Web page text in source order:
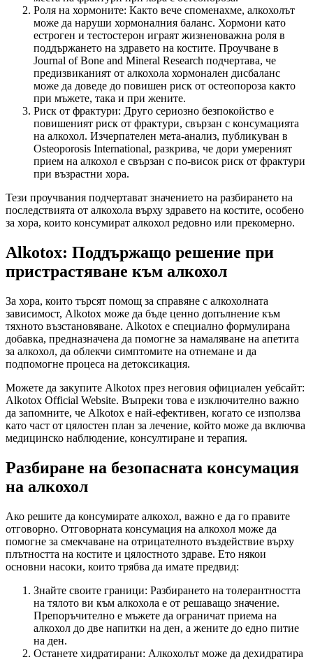
Роля на хормоните: Както вече споменахме, алкохолът
може да наруши хормоналния баланс. Хормони като
естроген и тестостерон играят жизненоважна роля в
поддържането на здравето на костите. Проучване в
Journal of Bone and Mineral Research подчертава, че
предизвиканият от алкохола хормонален дисбаланс
може да доведе до повишен риск от остеопороза както
при мъжете, така и при жените.
Риск от фрактури: Друго сериозно безпокойство е
повишеният риск от фрактури, свързан с консумацията
на алкохол. Изчерпателен мета-анализ, публикуван в
Osteoporosis International, разкрива, че дори умереният
прием на алкохол е свързан с по-висок риск от фрактури
при възрастни хора.
Тези проучвания подчертават значението на разбирането на
последствията от алкохола върху здравето на костите, особено
за хора, които консумират алкохол редовно или прекомерно.
Alkotox: Поддържащо решение при
пристрастяване към алкохол
За хора, които търсят помощ за справяне с алкохолната
зависимост, Alkotox може да бъде ценно допълнение към
тяхното възстановяване. Alkotox е специално формулирана
добавка, предназначена да помогне за намаляване на апетита
за алкохол, да облекчи симптомите на отнемане и да
подпомогне процеса на детоксикация.
Можете да закупите Alkotox през неговия официален уебсайт:
Alkotox Official Website. Въпреки това е изключително важно
да запомните, че Alkotox е най-ефективен, когато се използва
като част от цялостен план за лечение, който може да включва
медицинско наблюдение, консултиране и терапия.
Разбиране на безопасната консумация
на алкохол
Ако решите да консумирате алкохол, важно е да го правите
отговорно. Отговорната консумация на алкохол може да
помогне за смекчаване на отрицателното въздействие върху
плътността на костите и цялостното здраве. Ето някои
основни насоки, които трябва да имате предвид:
Знайте своите граници: Разбирането на толерантността
на тялото ви към алкохола е от решаващо значение.
Препоръчително е мъжете да ограничат приема на
алкохол до две напитки на ден, а жените до едно питие
на ден.
Останете хидратирани: Алкохолът може да дехидратира